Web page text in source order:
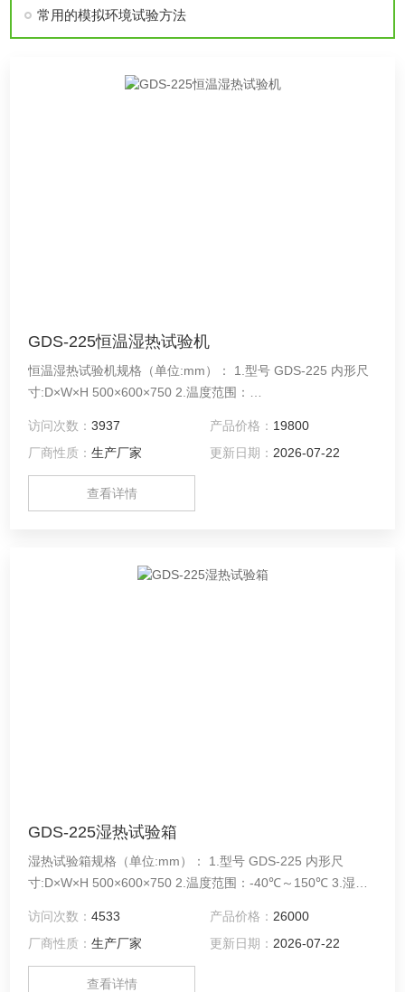
常用的模拟环境试验方法
GDS-225恒温湿热试验机
恒温湿热试验机规格（单位:mm）： 1.型号 GDS-225 内形尺
寸:D×W×H 500×600×750 2.温度范围：
～98%R.H（温度在25℃～80℃）
访问次数：3937 产品价格： 19800
厂商性质：生产厂家 更新日期： 2026-07-22
查看详情
GDS-225湿热试验箱
湿热试验箱规格（单位:mm）： 1.型号 GDS-225 内形尺
寸:D×W×H 500×600×750 2.温度范围：-40℃～150℃ 3.湿度
访问次数：4533 产品价格： 26000
厂商性质：生产厂家 更新日期： 2026-07-22
查看详情